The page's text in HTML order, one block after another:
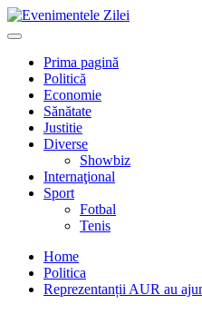
Mergi
la
Primary
Prima pagină
Politică
Economie
Sănătate
Justitie
Diverse
Showbiz
Internaţional
Sport
Fotbal
Tenis
Home
Politica
Reprezentanții AUR au